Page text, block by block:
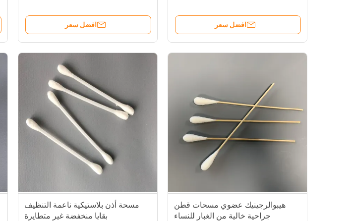
افضل سعر
والاستخدام اليومي
افضل سعر
مسحة أذن بلاستيكية ناعمة التنظيف
بقايا منخفضة غير متطايرة
هيبوالرجينيك عضوي مسحات قطن
جراحية خالية من الغبار للنساء